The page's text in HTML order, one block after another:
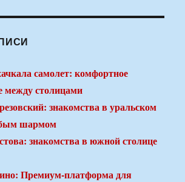
самолет: комфортное
между столицами
знакомства в уральском
шармом
знакомства в южной столице
Премиум-платформа для